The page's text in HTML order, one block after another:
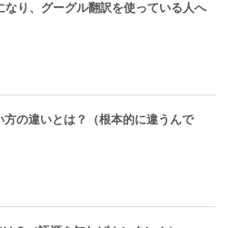
なり、グーグル翻訳を使っている人へ
の違いとは？（根本的に違うんで